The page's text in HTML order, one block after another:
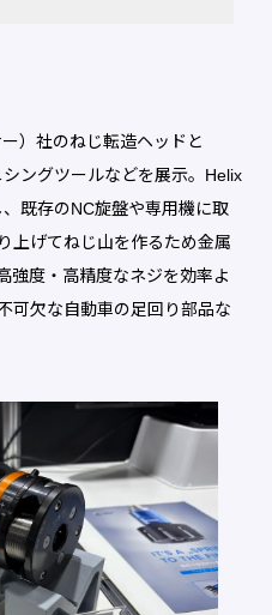
）社のねじ転造ヘッドと
ングツールなどを展示。Helix
既存のNC旋盤や専用機に取
上げてねじ山を作るため金属
強度・高精度なネジを効率よ
可欠な自動車の足回り部品な